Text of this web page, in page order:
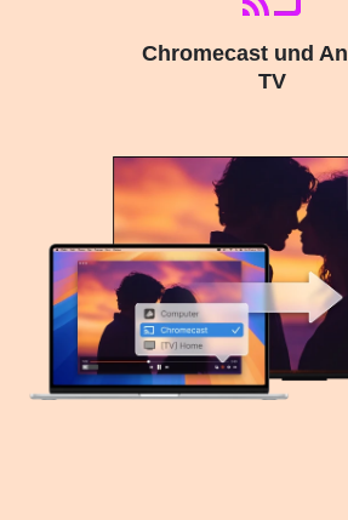
Chromecast und
TV